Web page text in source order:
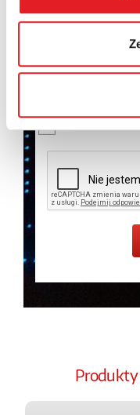
Wyrażam
temat
Produkty